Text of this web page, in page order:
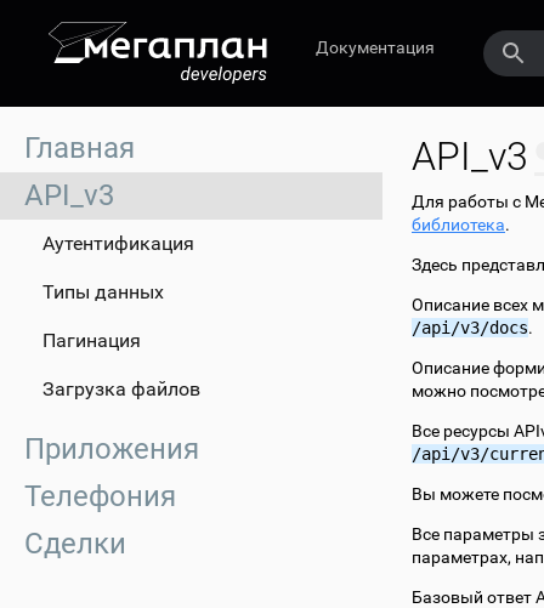
Документация
Главная
API_v3
Аутентификация
Типы данных
Пагинация
Загрузка файлов
Приложения
Телефония
Сделки
API_v3
Для работы с
библиотека.
Здесь
Описание всех
/api/v3/docs.
Описание
можно
Все ресурсы
/api/v3/
Вы можете
Все параметры
параметрах,
Базовый ответ